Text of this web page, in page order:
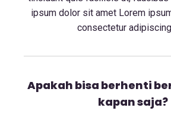
ipsum dolor sit amet Lorem
consectetur
Apakah bisa berhenti
kapan saja?